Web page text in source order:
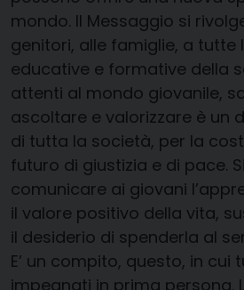
mondo. Il Messaggio si
genitori, alle famiglie, a tutte
educative e formative della
attenti al mondo giovanile,
ascoltare e valorizzare è un
di tutta la società, per la
futuro di giustizia e di pace.
comunicare ai giovani
il valore positivo della vita,
il desiderio di spenderla al
E’ un compito, questo, in cui
impegnati in prima persona.